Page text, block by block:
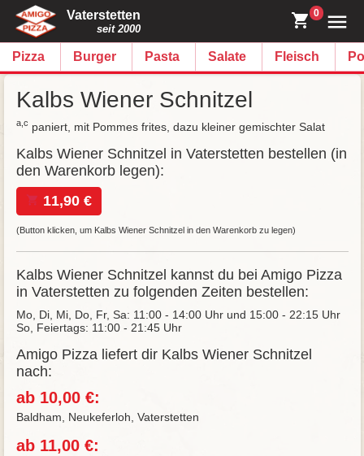
Vaterstetten
seit 2000
0
Pizza Burger Pasta Salate Fleisch
Kalbs Wiener Schnitzel
a,c paniert, mit Pommes frites, dazu kleiner gemischter Salat
Kalbs Wiener Schnitzel in Vaterstetten bestellen (in
den Warenkorb legen):
11,90 €
(Button klicken, um Kalbs Wiener Schnitzel in den Warenkorb zu legen)
Kalbs Wiener Schnitzel kannst du bei Amigo Pizza
in Vaterstetten zu folgenden Zeiten bestellen:
Mo, Di, Mi, Do, Fr, Sa: 11:00 - 14:00 Uhr und 15:00 - 22:15 Uhr
So, Feiertags: 11:00 - 21:45 Uhr
Amigo Pizza liefert dir Kalbs Wiener Schnitzel
nach:
ab 10,00 €:
Baldham, Neukeferloh, Vaterstetten
ab 11,00 €: